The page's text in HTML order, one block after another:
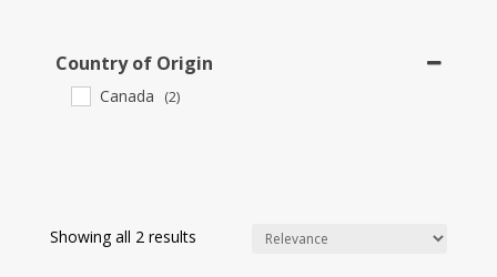
Country of Origin
Canada (2)
Showing all 2 results